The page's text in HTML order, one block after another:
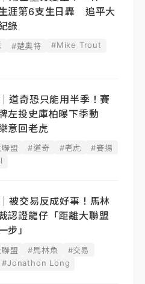
涯第6支生日轟 追平大
錄
#楚奧特
#Mike Trout
道奇恐只能用半季！賽
左投史庫柏曝下季動
意回老虎
盟 #道奇 #老虎
#賽揚
被交易反成好事！馬林
認證龍仔「距離大聯盟
步」
盟 #馬林魚
#交易
#Jonathon Long